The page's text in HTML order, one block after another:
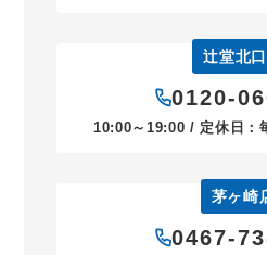
辻堂北
0120-
10:00～19:00 / 定休日：
茅ヶ崎
0467-